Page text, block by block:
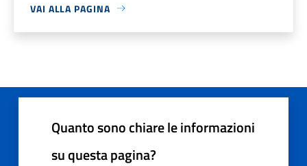
VAI ALLA PAGINA
Quanto sono chiare le informazioni
su questa pagina?